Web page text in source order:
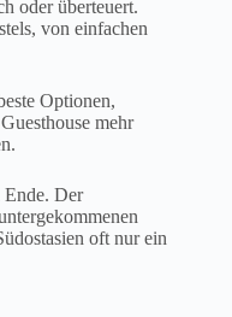
oder überteuert.
von einfachen
Optionen,
mehr
Ende. Der
oft nur ein